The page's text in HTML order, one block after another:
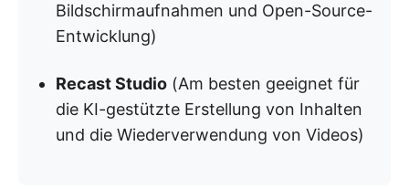
Bildschirmaufnahmen und Open-Source-
Entwicklung)
Recast Studio (Am besten geeignet für
die KI-gestützte Erstellung von Inhalten
und die Wiederverwendung von Videos)